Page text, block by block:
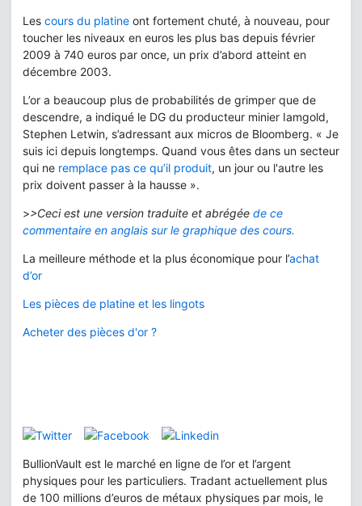
Les cours du platine ont fortement chuté, à nouveau, pour
toucher les niveaux en euros les plus bas depuis février
2009 à 740 euros par once, un prix d’abord atteint en
décembre 2003.
L’or a beaucoup plus de probabilités de grimper que de
descendre, a indiqué le DG du producteur minier Iamgold,
Stephen Letwin, s’adressant aux micros de Bloomberg. « Je
suis ici depuis longtemps. Quand vous êtes dans un secteur
qui ne remplace pas ce qu’il produit, un jour ou l'autre les
prix doivent passer à la hausse ».
>>Ceci est une version traduite et abrégée de ce
commentaire en anglais sur le graphique des cours.
La meilleure méthode et la plus économique pour l’achat
d’or
Les pièces de platine et les lingots
Acheter des pièces d'or ?
BullionVault est le marché en ligne de l’or et l’argent
physiques pour les particuliers. Tradant actuellement plus
de 100 millions d’euros de métaux physiques par mois, le